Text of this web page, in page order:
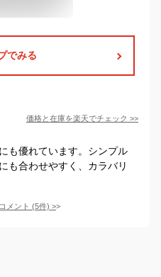
でみる
価格と在庫を楽天でチェック >>
も優れています。シンプル
も合わせやすく、カラバリ
メント (5件) >